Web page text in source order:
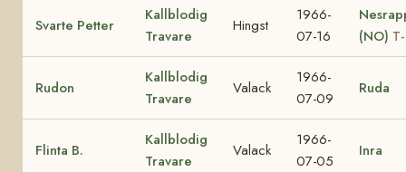
Svarte Petter
Kallblodig
Travare
Hingst
1966-
07-16
(NO)
Rudon
Kallblodig
Travare
Valack
1966-
07-09
Ruda
Flinta B.
Kallblodig
Travare
Valack
1966-
07-05
Inra